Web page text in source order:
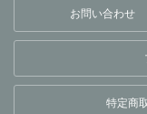
ョンが運営する公式動画配
信サイト
お問い合わせ
特定商